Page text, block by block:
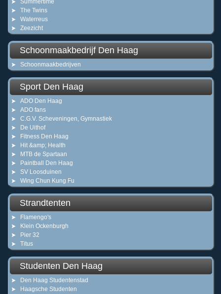
Summertime
The Twins
Waterreus
Zeezicht
Schoonmaakbedrijf Den Haag
Schoonmaakbedrijven
Sport Den Haag
ADO Den Haag
ADO fans
C.G.V. Scheveningen, Gymnastiek
De Uithof
Fitness Den Haag
Hit &amp; Health
MTB de Spartaan
Paintball Den Haag
SV Loosduinen
Wing Chun Kung Fu
Strandtenten
Flamengo's
Klein Ockenburgh
Pier 32
Titus
Studenten Den Haag
Den Haag Studentenstad
Haagsche Studenten